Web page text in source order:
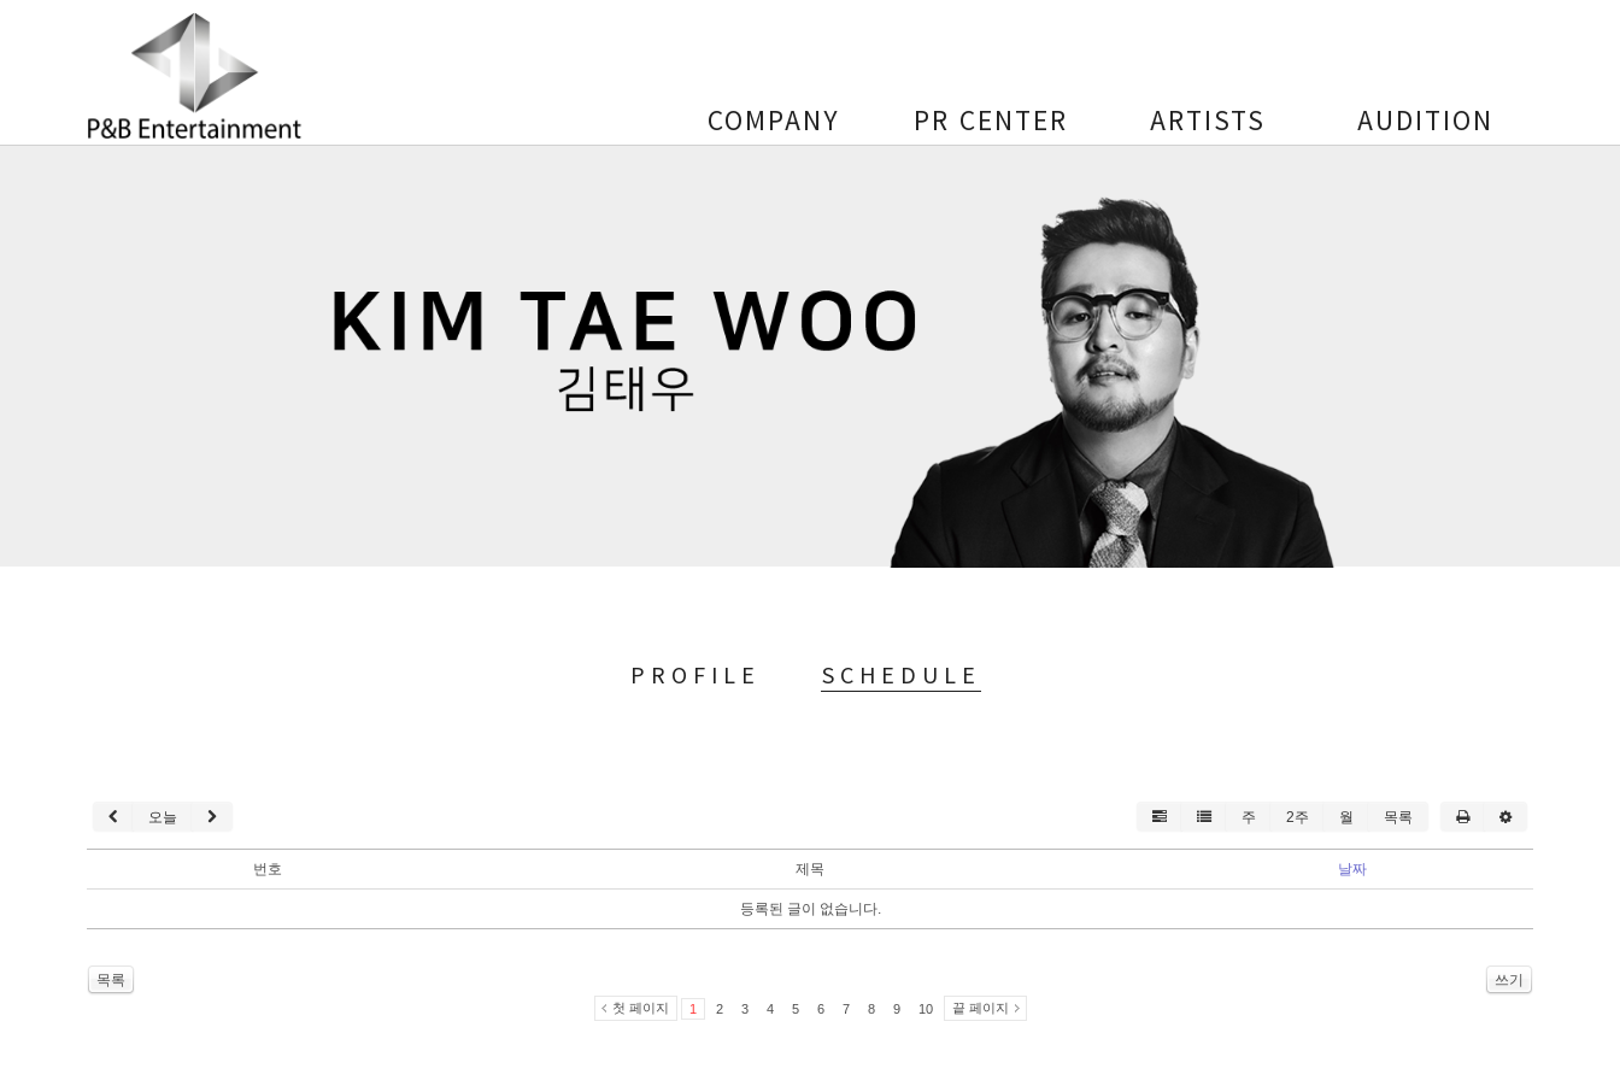
COMPANY PR CENTER ARTISTS AUDITION
PROFILE SCHEDULE
오늘 주 2주 월 목록
번호 제목 날짜
등록된 글이 없습니다.
목록 쓰기
첫 페이지 1 2 3 4 5 6 7 8 9 10 끝 페이지